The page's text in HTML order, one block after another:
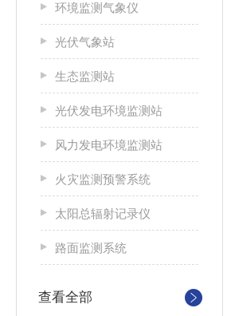
环境监测气象仪
光伏气象站
生态监测站
光伏发电环境监测站
风力发电环境监测站
火灾监测预警系统
太阳总辐射记录仪
路面监测系统
查看全部